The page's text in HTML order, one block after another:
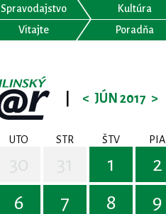
Spravodajstvo Kultúra
Vitajte
Poradňa
< JÚN 2017 >
UTO STR ŠTV PIA
1 2
6 7 8 9